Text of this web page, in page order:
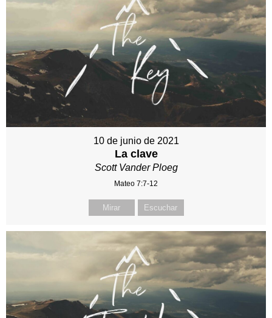
10 de junio de 2021
La clave
Scott Vander Ploeg
Mateo 7:7-12
Mirar Escuchar